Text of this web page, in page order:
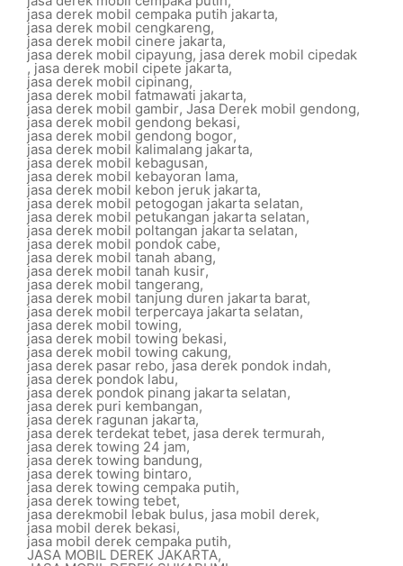
jasa derek mobil cempaka putih jakarta,
jasa derek mobil cengkareng,
jasa derek mobil cinere jakarta,
jasa derek mobil cipayung, jasa derek mobil cipedak
, jasa derek mobil cipete jakarta,
jasa derek mobil cipinang,
jasa derek mobil fatmawati jakarta,
jasa derek mobil gambir, Jasa Derek mobil gendong,
jasa derek mobil gendong bekasi,
jasa derek mobil gendong bogor,
jasa derek mobil kalimalang jakarta,
jasa derek mobil kebagusan,
jasa derek mobil kebayoran lama,
jasa derek mobil kebon jeruk jakarta,
jasa derek mobil petogogan jakarta selatan,
jasa derek mobil petukangan jakarta selatan,
jasa derek mobil poltangan jakarta selatan,
jasa derek mobil pondok cabe,
jasa derek mobil tanah abang,
jasa derek mobil tanah kusir,
jasa derek mobil tangerang,
jasa derek mobil tanjung duren jakarta barat,
jasa derek mobil terpercaya jakarta selatan,
jasa derek mobil towing,
jasa derek mobil towing bekasi,
jasa derek mobil towing cakung,
jasa derek pasar rebo, jasa derek pondok indah,
jasa derek pondok labu,
jasa derek pondok pinang jakarta selatan,
jasa derek puri kembangan,
jasa derek ragunan jakarta,
jasa derek terdekat tebet, jasa derek termurah,
jasa derek towing 24 jam,
jasa derek towing bandung,
jasa derek towing bintaro,
jasa derek towing cempaka putih,
jasa derek towing tebet,
jasa derekmobil lebak bulus, jasa mobil derek,
jasa mobil derek bekasi,
jasa mobil derek cempaka putih,
JASA MOBIL DEREK JAKARTA,